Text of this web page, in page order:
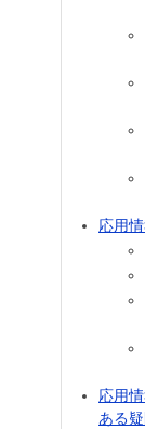
応用
応用
ある